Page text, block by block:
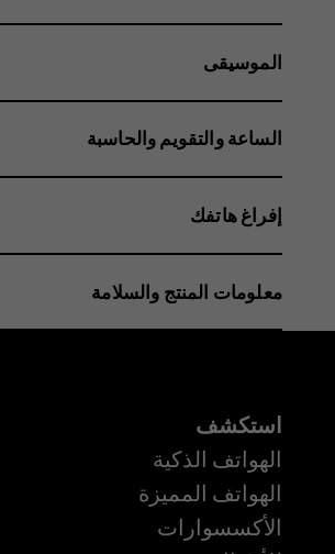
الموسيقى
الساعة والتقويم والحاسبة
إفراغ هاتفك
معلومات المنتج والسلامة
استكشف
الهواتف الذكية
الهواتف المميزة
الأكسسوارات